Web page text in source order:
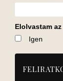
Elolvastam az
Igen